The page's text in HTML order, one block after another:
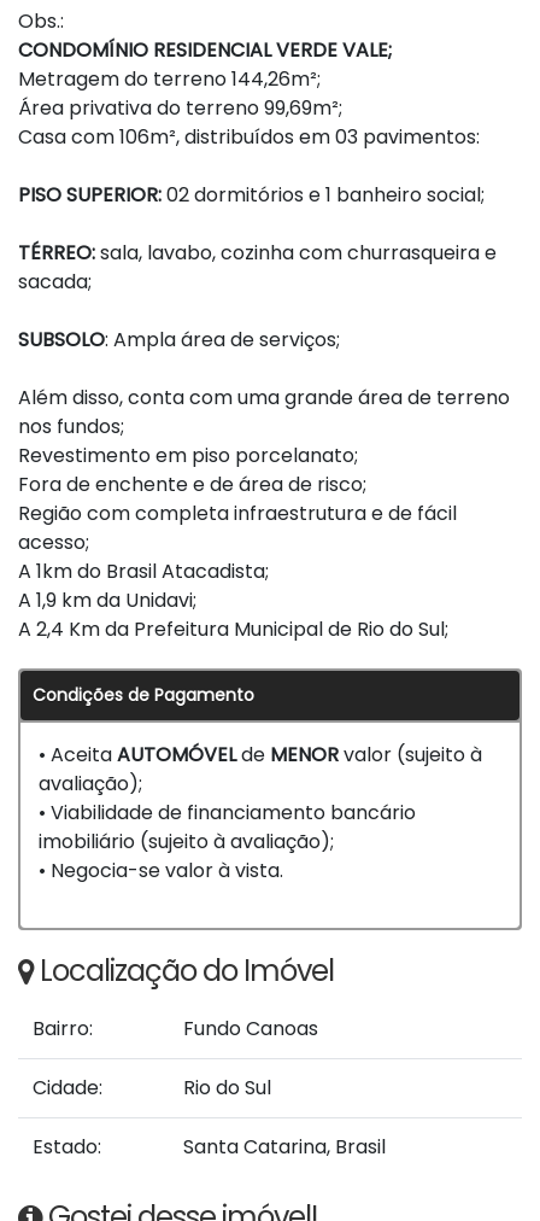
Obs.:
CONDOMÍNIO RESIDENCIAL VERDE VALE;
Metragem do terreno 144,26m²;
Área privativa do terreno 99,69m²;
Casa com 106m², distribuídos em 03 pavimentos:
PISO SUPERIOR:02 dormitórios e 1 banheiro social;
TÉRREO:sala, lavabo, cozinha com churrasqueira e
sacada;
SUBSOLO: Ampla área de serviços;
Além disso, conta com uma grande área de terreno
nos fundos;
Revestimento em piso porcelanato;
Fora de enchente e de área de risco;
Região com completa infraestrutura e de fácil
acesso;
A 1km do Brasil Atacadista;
A 1,9 km da Unidavi;
A 2,4 Km da Prefeitura Municipal de Rio do Sul;
Condições de Pagamento
• AceitaAUTOMÓVELde MENORvalor (sujeito à
avaliação);
• Viabilidade de financiamento bancário
imobiliário (sujeito à avaliação);
• Negocia-se valor à vista.
Localização do Imóvel
Bairro: Fundo Canoas
Cidade: Rio do Sul
Estado: Santa Catarina, Brasil